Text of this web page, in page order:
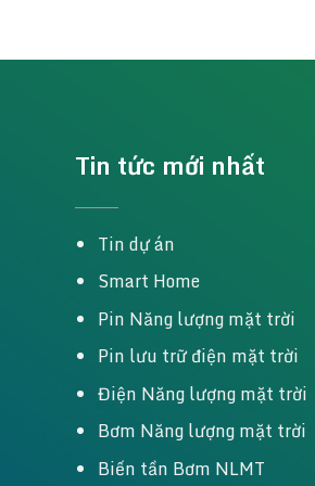
Tin tức mới nhất
Tin dự án
Smart Home
Pin Năng lượng mặt trời
Pin lưu trữ điện mặt trời
Điện Năng lượng mặt trời
Bơm Năng lượng mặt trời
Biến tần Bơm NLMT